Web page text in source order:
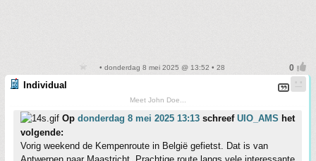
• donderdag 8 mei 2025 @ 13:52 • 28
Individual
Meet John Doe...
Op donderdag 8 mei 2025 13:13 schreef UIO_AMS het
volgende:
Vorig weekend de Kempenroute in België gefietst. Dat is van